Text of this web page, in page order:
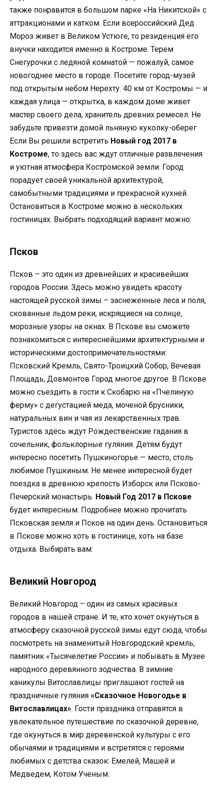
также понравится в большом парке «На Никитской» с
аттракционами и катком. Если всероссийский Дед
Мороз живет в Великом Устюге, то резиденция его
внучки находится именно в Костроме. Терем
Снегурочки с ледяной комнатой — пожалуй, самое
новогоднее место в городе. Посетите город-музей
под открытым небом Нерехту. 40 км от Костромы — и
каждая улица — открытка, в каждом доме живет
мастер своего дела, хранитель древних ремесел. Не
забудьте привезти домой льняную куколку-оберег
Если Вы решили встретить Новый год 2017 в
Костроме, то здесь вас ждут отличные развлечения
и уютная атмосфера Костромской земли. Город
порадует своей уникальной архитектурой,
самобытными традициями и прекрасной кухней.
Остановиться в Костроме можно в нескольких
гостиницах. Выбрать подходящий вариант можно:
Псков
Псков – это один из древнейших и красивейших
городов России. Здесь можно увидеть красоту
настоящей русской зимы – заснеженные леса и поля,
скованные льдом реки, искрящиеся на солнце,
морозные узоры на окнах. В Пскове вы сможете
познакомиться с интереснейшими архитектурными и
историческими достопримечательностями:
Псковский Кремль, Свято-Троицкий Собор, Вечевая
Площадь, Довмонтов Город многое другое. В Пскове
можно съездить в гости к Скобарю на «Пчелиную
ферму» с дегустацией меда, моченой брусники,
натуральных вин и чая из лекарственных трав.
Туристов здесь ждут Рождественские гадания в
сочельник, фольклорные гуляния. Детям будут
интересно посетить Пушкиногорье — место, столь
любимое Пушкиным. Не менее интересной будет
поездка в древнюю крепость Изборск или Псково-
Печерский монастырь. Новый Год 2017 в Пскове
будет интересным. Подробнее можно прочитать
Псковская земля и Псков на один день. Остановиться
в Пскове можно хоть в гостинице, хоть на базе
отдыха. Выбирать вам:
Великий Новгород
Великий Новгород – один из самых красивых
городов в нашей стране. И те, кто хочет окунуться в
атмосферу сказочной русской зимы едут сюда, чтобы
посмотреть на знаменитый Новгородский кремль,
памятник «Тысячелетие России» и побывать в Музее
народного деревянного зодчества. В зимние
каникулы Витославлицы приглашают гостей на
праздничные гуляния «Сказочное Новогодье в
Витославлицах». Гости праздника отправятся в
увлекательное путешествие по сказочной деревне,
где окунуться в мир деревенской культуры с его
обычаями и традициями и встретятся с героями
любимых с детства сказок: Емелей, Машей и
Медведем, Котом Ученым.